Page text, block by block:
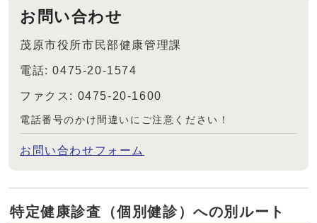
お問い合わせ
茂原市役所市民部健康管理課
電話: 0475-20-1574
ファクス: 0475-20-1600
電話番号のかけ間違いにご注意ください！
お問い合わせフォーム
特定健康診査（個別健診）への別ルート